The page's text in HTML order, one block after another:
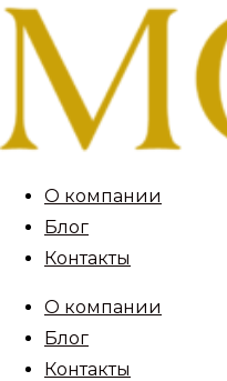
О компании
Блог
Контакты
О компании
Блог
Контакты